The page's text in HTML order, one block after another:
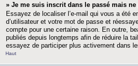
» Je me suis inscrit dans le passé mais
Essayez de localiser l’e-mail qui vous a été
d’utilisateur et votre mot de passe et
compte pour une certaine raison. En outre,
publiés depuis longtemps afin de réduire la
essayez de participer plus activement dans
Haut